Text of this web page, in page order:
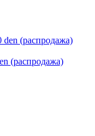
(распродажа)